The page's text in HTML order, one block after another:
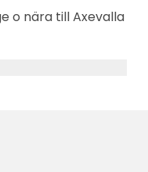
o nära till Axevalla